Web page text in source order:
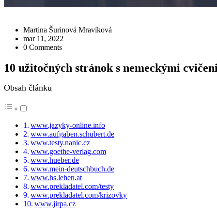
Martina Šurinová Mravíková
mar 11, 2022
0 Comments
10 užitočných stránok s nemeckými
Obsah článku
www.jazyky-online.info
www.aufgaben.schubert.de
www.testy.nanic.cz
www.goethe-verlag.com
www.hueber.de
www.mein-deutschbuch.de
www.hs.lehen.at
www.prekladatel.com/testy
www.prekladatel.com/krizovky
www.jirpa.cz